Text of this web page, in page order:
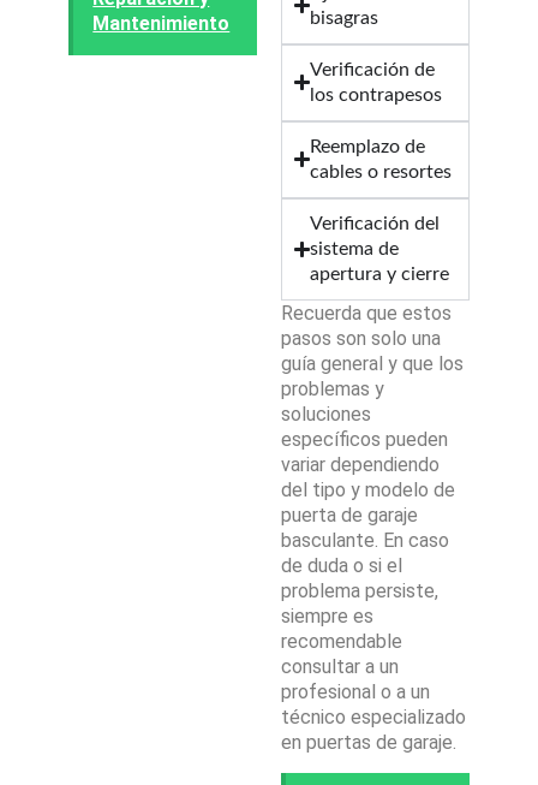
Mantenimiento
bisagras
Verificación de
los contrapesos
Reemplazo de
cables o resortes
Verificación del
sistema de
apertura y cierre
Recuerda que estos
pasos son solo una
guía general y que los
problemas y
soluciones
específicos pueden
variar dependiendo
del tipo y modelo de
puerta de garaje
basculante. En caso
de duda o si el
problema persiste,
siempre es
recomendable
consultar a un
profesional o a un
técnico especializado
en puertas de garaje.